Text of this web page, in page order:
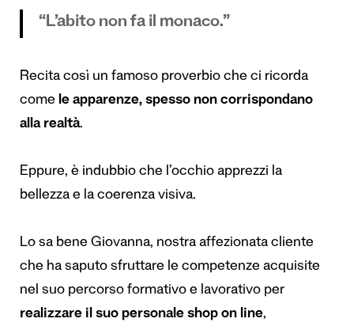
“L’abito non fa il monaco.”
Recita così un famoso proverbio che ci ricorda
come le apparenze, spesso non corrispondano
alla realtà.
Eppure, è indubbio che l’occhio apprezzi la
bellezza e la coerenza visiva.
Lo sa bene Giovanna, nostra affezionata cliente
che ha saputo sfruttare le competenze acquisite
nel suo percorso formativo e lavorativo per
realizzare il suo personale shop on line,